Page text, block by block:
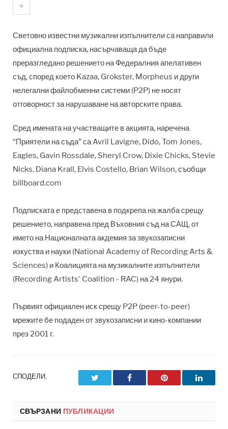
+
Световно известни музикални изпълнители са направили
официална подписка, насърчаваща да бъде
преразгледано решението на Федералния апелативен
съд, според което Kazaa, Grokster, Morpheus и други
нелегални файлобменни системи (P2P) не носят
отговорност за нарушаване на авторските права.
Сред имената на участващите в акцията, наречена
“Приятели на съда” са Avril Lavigne, Dido, Tom Jones,
Eagles, Gavin Rossdale, Sheryl Crow, Dixie Chicks, Stevie
Nicks, Diana Krall, Elvis Costello, Brian Wilson, съобщи
billboard.com
Подписката е представена в подкрепа на жалба срещу
решението, направена пред Въховния съд на САЩ, от
името на Националната акдемия за звукозаписни
изкуства и науки (National Academy of Recording Arts &
Sciences) и Коалицията на музикалните изпълнители
(Recording Artists' Coalition - RAC) на 24 янури.
Първият официален иск срещу P2P (peer-to-peer)
мрежите бе подаден от звукозаписни и кино-компании
през 2001 г.
СПОДЕЛИ. Facebook Pinterest
СВЪРЗАНИ ПУБЛИКАЦИИ